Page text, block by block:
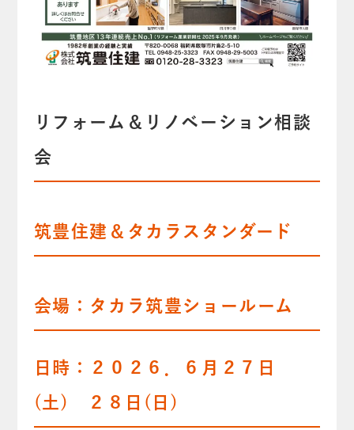
リフォーム＆リノベーション相談
会
筑豊住建＆タカラスタンダード
会場：タカラ筑豊ショールーム
日時：２０２６．６月２７日
(土) ２８日(日)